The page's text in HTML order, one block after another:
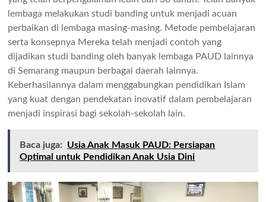
lembaga melakukan studi banding untuk menjadi acuan
perbaikan di lembaga masing-masing. Metode pembelajaran
serta konsepnya Mereka telah menjadi contoh yang
dijadikan studi banding oleh banyak lembaga PAUD lainnya
di Semarang maupun berbagai daerah lainnya.
Keberhasilannya dalam menggabungkan pendidikan Islam
yang kuat dengan pendekatan inovatif dalam pembelajaran
menjadi inspirasi bagi sekolah-sekolah lain.
Baca juga:
Usia Anak Masuk PAUD: Persiapan
Optimal untuk Pendidikan Anak Usia Dini